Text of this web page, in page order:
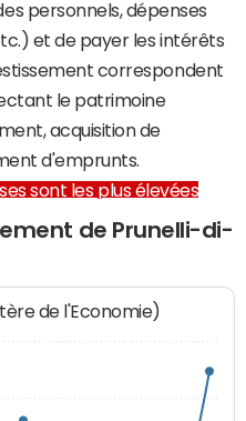
personnels, dépenses
et de payer les intérêts
correspondent
le patrimoine
acquisition de
d'emprunts.
sont les plus élevées
de Prunelli-di-
de l'Economie)